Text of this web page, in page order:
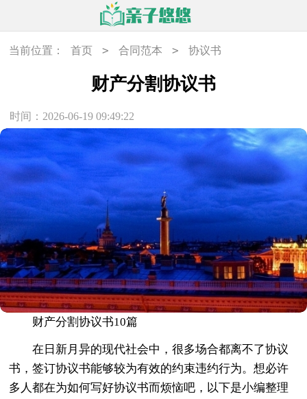
当前位置： 首页 > 合同范本 > 协议书
财产分割协议书
时间：2026-06-19 09:49:22
财产分割协议书10篇
在日新月异的现代社会中，很多场合都离不了协议
书，签订协议书能够较为有效的约束违约行为。想必许
多人都在为如何写好协议书而烦恼吧，以下是小编整理